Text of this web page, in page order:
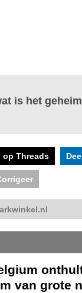
is het
op Threads
van grote